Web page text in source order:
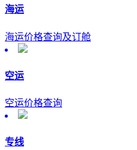
海运
海运价格查询及订舱
空运
空运价格查询
专线